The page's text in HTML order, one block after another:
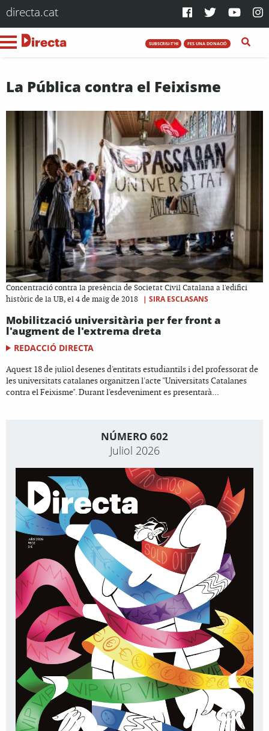
directa.cat
SUBSCRIU-T'HI FES UNA DONACIÓ
La Pública contra el Feixisme
Concentració contra la presència de Societat Civil Catalana a l'edifici
històric de la UB, el 4 de maig de 2018
| SIRA ESCLASANS
Mobilització universitària per fer front a
l'augment de l'extrema dreta
REDACCIÓ DIRECTA
Aquest 18 de juliol desenes d'entitats estudiantils i del professorat de
les universitats catalanes organitzen l'acte "Universitats Catalanes
contra el Feixisme". Durant l'esdeveniment es presentarà...
NÚMERO 602
Juliol 2026